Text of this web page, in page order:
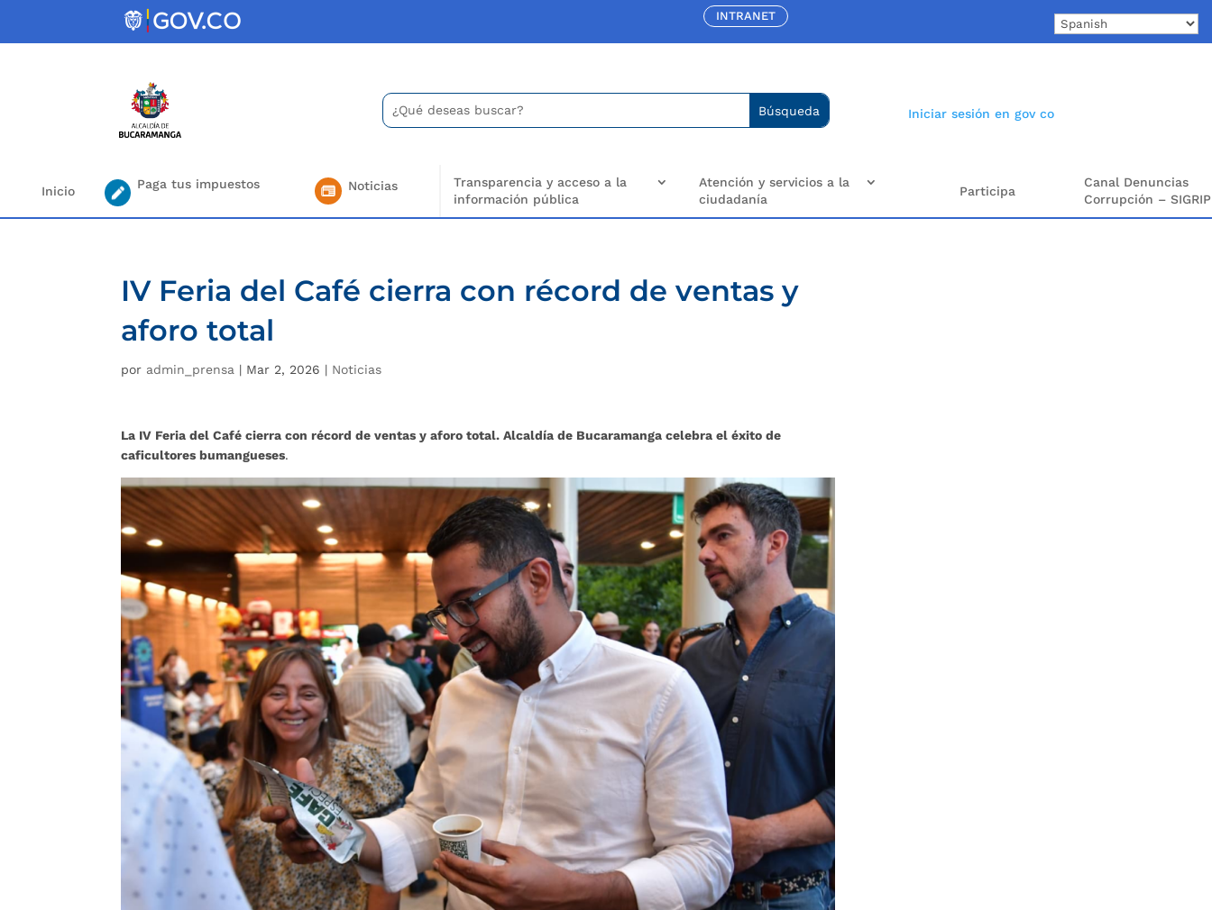
INTRANET
Buscar:
Search
for...
Iniciar sesión en gov co
Inicio Paga tus impuestos Noticias
Transparencia y acceso a la
información pública
Atención y servicios a la
ciudadanía
Participa
Canal Denuncias
Corrupción – SIGRIP
IV Feria del Café cierra con récord de ventas y
aforo total
por admin_prensa | Mar 2, 2026 | Noticias
La IV Feria del Café cierra con récord de ventas y aforo total. Alcaldía de Bucaramanga celebra el éxito de
caficultores bumangueses.